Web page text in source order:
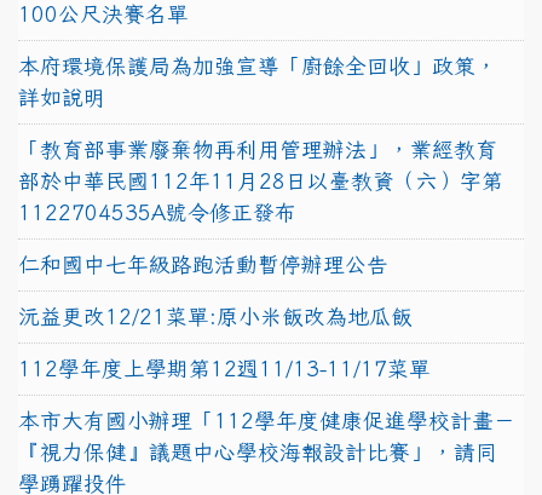
100公尺決賽名單
本府環境保護局為加強宣導「廚餘全回收」政策，
詳如說明
「教育部事業廢棄物再利用管理辦法」，業經教育
部於中華民國112年11月28日以臺教資（六）字第
1122704535A號令修正發布
仁和國中七年級路跑活動暫停辦理公告
沅益更改12/21菜單:原小米飯改為地瓜飯
112學年度上學期第12週11/13-11/17菜單
本市大有國小辦理「112學年度健康促進學校計畫－
『視力保健』議題中心學校海報設計比賽」，請同
學踴躍投件